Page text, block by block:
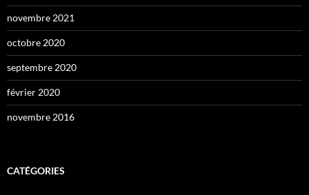
novembre 2021
octobre 2020
septembre 2020
février 2020
novembre 2016
CATÉGORIES